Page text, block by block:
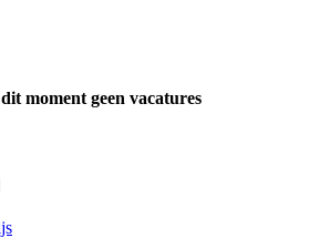
moment geen vacatures